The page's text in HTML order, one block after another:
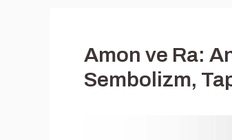
Amon ve Ra:
Sembolizm,